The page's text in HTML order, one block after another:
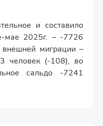
и составило
мае 2025г. – -7726
миграции –
человек (-108), во
сальдо -7241